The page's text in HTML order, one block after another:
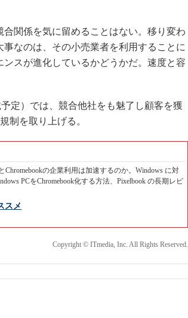
関係を気に留めることはない。移り変わ
なのは、その小売業者を利用することに
スが進化しているかどうかだ。速度と容
定）では、競合他社をも魅了し顧客を獲
制を取り上げる。
Chromebookの企業利用は加速するのか。Windows に対
PCをChromebook化する方法、Pixelbook の長期レビ
スメ
Copyright © ITmedia, Inc. All Rights Reserved.